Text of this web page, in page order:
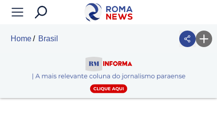
Home Brasil